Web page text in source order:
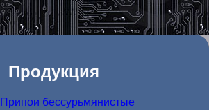
Продукция
Припои бессурьмянистые